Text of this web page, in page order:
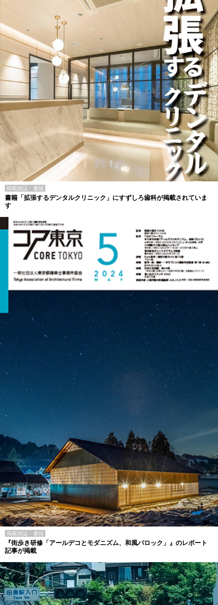
掲載雑誌・書籍
書籍「拡張するデンタルクリニック」にすずしろ歯科が掲載されていま
す
掲載雑誌・書籍
『街歩き研修「アールデコとモダニズム、和風バロック」』のレポート
記事が掲載